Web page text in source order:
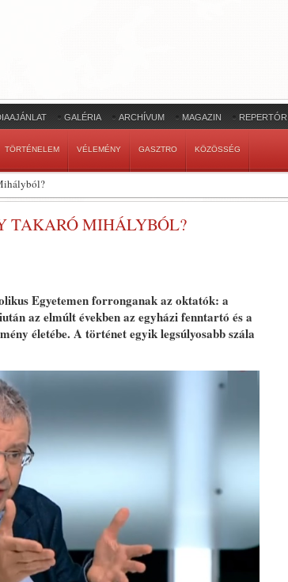
GALÉRIA ARCHÍVUM MAGAZIN
TÖRTÉNELEM VÉLEMÉNY GASZTRO KÖZÖSSÉG
TAKARÓ MIHÁLYBÓL?
Egyetemen forronganak az oktatók: a
az elmúlt években az egyházi fenntartó és a
életébe. A történet egyik legsúlyosabb szála